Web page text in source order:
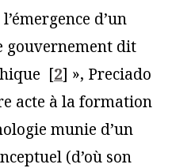
d’un
gouvernement dit
[2] », Preciado
acte à la formation
munie d’un
(d’où son